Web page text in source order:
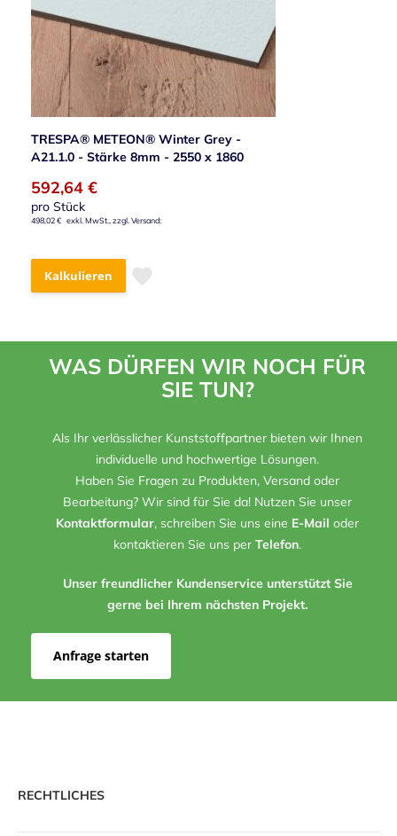
TRESPA® METEON® Winter Grey -
A21.1.0 - Stärke 8mm - 2550 x 1860
592,64 €
pro Stück
498,02 €
Kalkulieren
WAS DÜRFEN WIR NOCH FÜR
SIE TUN?
Als Ihr verlässlicher Kunststoffpartner bieten wir Ihnen
individuelle und hochwertige Lösungen.
Haben Sie Fragen zu Produkten, Versand oder
Bearbeitung? Wir sind für Sie da! Nutzen Sie unser
Kontaktformular, schreiben Sie uns eine E-Mail oder
kontaktieren Sie uns per Telefon.
Unser freundlicher Kundenservice unterstützt Sie
gerne bei Ihrem nächsten Projekt.
Anfrage starten
RECHTLICHES